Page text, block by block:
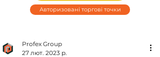
Авторизовані торгові точки
Profex Group
27 лют. 2023 р.